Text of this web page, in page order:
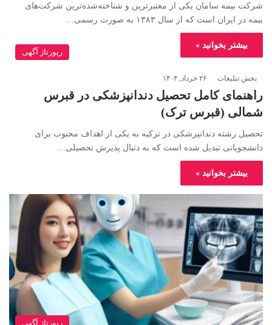
شرکت بیمه سامان یکی از معتبرترین و شناخته‌شده‌ترین شرکت‌های
بیمه در ایران است که از سال ۱۳۸۳ به صورت رسمی…
بیشتر بخوانید »
رپورتاژ آگهی
بخش تبلیغات ۲۶ خرداد, ۱۴۰۴
راهنمای کامل تحصیل دندانپزشکی در قبرس
شمالی (قبرس ترک)
تحصیل رشته دندانپزشکی در ترکیه به یکی از اهداف محبوب برای
دانشجویانی تبدیل شده است که به دنبال پذیرش تحصیلی…
بیشتر بخوانید »
رپورتاژ آگهی